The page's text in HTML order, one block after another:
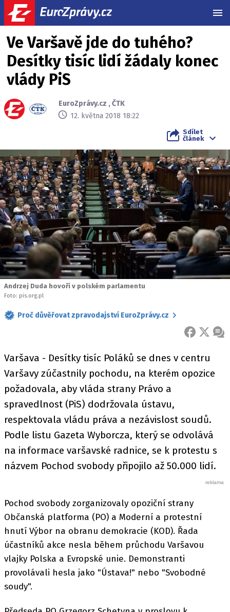
Ve Varšavě jde do tuhého?
Desítky tisíc lidí žádaly konec
vlády PiS
EuroZprávy.cz ,ČTK
12. května 2018 18:22
Sdílet
článek
Andrzej Duda hovoří v polském parlamentu
Foto: pis.org.pl
Proč důvěřovat zpravodajství EuroZprávy.cz
FACEBOOK
X
Varšava - Desítky tisíc Poláků se dnes v centru
Varšavy zúčastnily pochodu, na kterém opozice
požadovala, aby vláda strany Právo a
spravedlnost (PiS) dodržovala ústavu,
respektovala vládu práva a nezávislost soudů.
Podle listu Gazeta Wyborcza, který se odvolává
na informace varšavské radnice, se k protestu s
názvem Pochod svobody připojilo až 50.000 lidí.
Pochod svobody zorganizovaly opoziční strany
Občanská platforma (PO) a Moderní a protestní
hnutí Výbor na obranu demokracie (KOD). Řada
účastníků akce nesla během průchodu Varšavou
vlajky Polska a Evropské unie. Demonstranti
provolávali hesla jako "Ústava!" nebo "Svobodné
soudy".